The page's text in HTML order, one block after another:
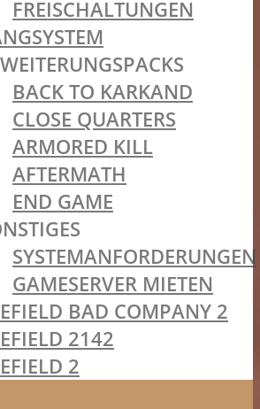
FREISCHALTUNGEN
BACK TO KARKAND
CLOSE QUARTERS
ARMORED KILL
AFTERMATH
END GAME
SYSTEMANFORDERUNGEN
GAMESERVER MIETEN
BAD COMPANY 2
2142
2